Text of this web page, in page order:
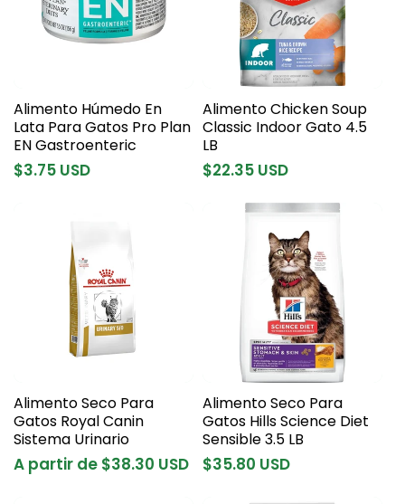
Alimento Húmedo En
Lata Para Gatos Pro Plan
EN Gastroenteric
Precio
$3.75 USD
Alimento Chicken Soup
Classic Indoor Gato 4.5
LB
Precio
$22.35 USD
Alimento Seco Para
Gatos Royal Canin
Sistema Urinario
Precio
A partir de $38.30 USD
Alimento Seco Para
Gatos Hills Science Diet
Sensible 3.5 LB
Precio
$35.80 USD